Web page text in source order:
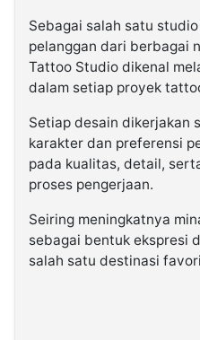
Sebagai salah satu
pelanggan dari berbagai
Tattoo Studio dikenal
dalam setiap proyek
Setiap desain dikerjakan
karakter dan preferensi
pada kualitas, detail,
proses pengerjaan.
Seiring meningkatnya
sebagai bentuk ekspresi
salah satu destinasi